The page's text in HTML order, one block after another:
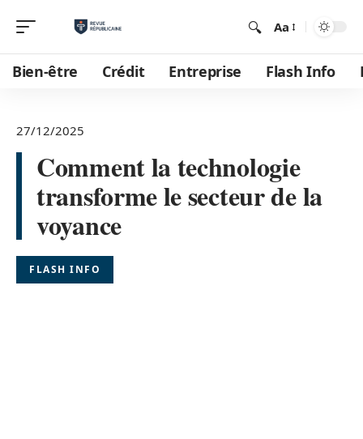
Aa
Bien-être Crédit Entreprise Flash Info
27/12/2025
Comment la technologie
transforme le secteur de la
voyance
FLASH INFO